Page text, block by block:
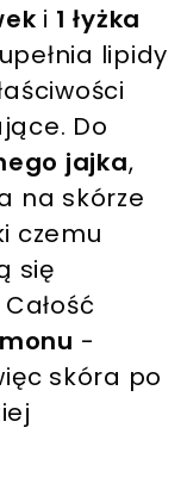
i 1 łyżka
lipidy
Do
jajka,
na skórze
czemu
się
-
skóra po